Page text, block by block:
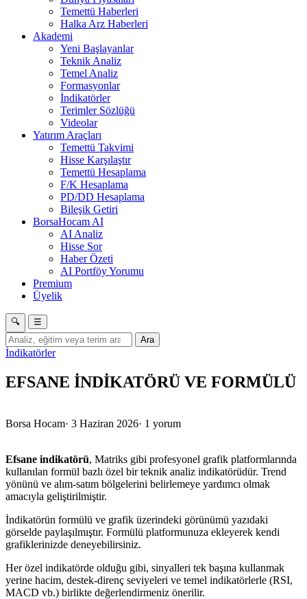
Temettü Haberleri
Halka Arz Haberleri
Akademi
Yeni Başlayanlar
Teknik Analiz
Temel Analiz
Formasyonlar
İndikatörler
Terimler Sözlüğü
Videolar
Yatırım Araçları
Temettü Takvimi
Hisse Karşılaştır
Temettü Hesaplama
F/K Hesaplama
PD/DD Hesaplama
Bileşik Getiri
BorsaHocam AI
AI Analiz
Hisse Sor
Haber Özeti
AI Portföy Yorumu
Premium
Üyelik
🔍
☰
Ara
İndikatörler
EFSANE İNDİKATÖRÜ VE FORMÜLÜ
Borsa Hocam· 3 Haziran 2026· 1 yorum
Efsane indikatörü, Matriks gibi profesyonel grafik platformlarında
kullanılan formül bazlı özel bir teknik analiz indikatörüdür. Trend
yönünü ve alım-satım bölgelerini belirlemeye yardımcı olmak
amacıyla geliştirilmiştir.
İndikatörün formülü ve grafik üzerindeki görünümü yazıdaki
görselde paylaşılmıştır. Formülü platformunuza ekleyerek kendi
grafiklerinizde deneyebilirsiniz.
Her özel indikatörde olduğu gibi, sinyalleri tek başına kullanmak
yerine hacim, destek-direnç seviyeleri ve temel indikatörlerle (RSI,
MACD vb.) birlikte değerlendirmeniz önerilir.